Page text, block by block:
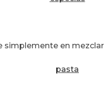
simplemente en